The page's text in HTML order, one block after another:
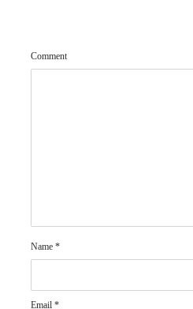
Comment
Name *
Email *